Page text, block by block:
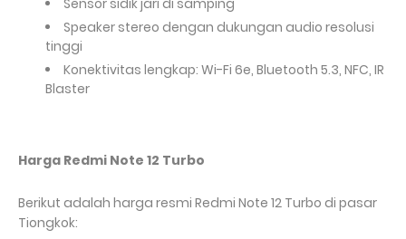
Sensor sidik jari di samping
Speaker stereo dengan dukungan audio resolusi
tinggi
Konektivitas lengkap: Wi-Fi 6e, Bluetooth 5.3, NFC, IR
Blaster
Harga Redmi Note 12 Turbo
Berikut adalah harga resmi Redmi Note 12 Turbo di pasar
Tiongkok: